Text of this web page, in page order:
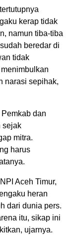
kerap tidak
namun tiba-tiba
beredar di
tidak
narasi sepihak,
dan
sejak
mitra.
harus
Aceh Timur,
heran
dari dunia pers.
itu, sikap ini
ujarnya.